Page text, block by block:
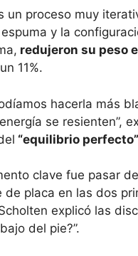
un proceso muy
y la
redujeron su peso
11%.
hacerla más
se resienten”,
“equilibrio perfecto”
clave fue pasar
de placa en las dos
explicó las
del pie?”.